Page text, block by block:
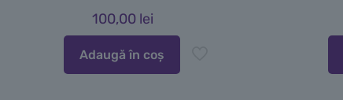
100,00 lei
Adaugă în coș